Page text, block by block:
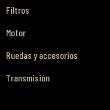
Filtros
Motor
Ruedas y accesorios
Transmisión